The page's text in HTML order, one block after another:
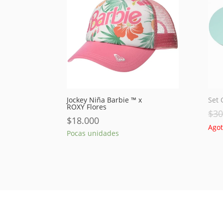
Jockey Niña Barbie ™ x
ROXY Flores
$18.000
Pocas unidades
Set
$